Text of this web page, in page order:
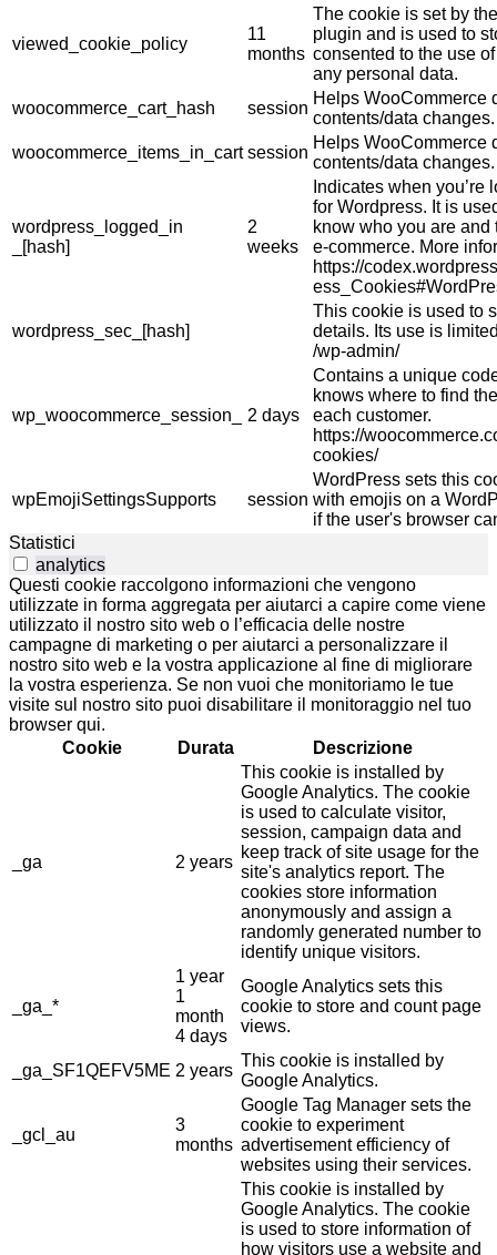
viewed_cookie_policy
11
months
The cookie is set by
plugin and is used to
consented to the use
any personal data.
woocommerce_cart_hash
session
Helps WooCommerce
contents/data changes.
woocommerce_items_in_cart session
Helps WooCommerce
contents/data changes.
wordpress_logged_in
_[hash]
2
weeks
Indicates when
for Wordpress. It is
know who you are
e-commerce. More
https://
wordpress_sec_[hash]
This cookie is used to
details. Its use is
/wp-admin/
wp_woocommerce_session_ 2 days
Contains a unique
knows where to find
each customer.
https://
cookies/
wpEmojiSettingsSupports session
WordPress sets this
with emojis on a
if the user's browser
Statistici
analytics
Questi cookie raccolgono informazioni che vengono
utilizzate in forma aggregata per aiutarci a capire come viene
utilizzato il nostro sito web o l’efficacia delle nostre
campagne di marketing o per aiutarci a personalizzare il
nostro sito web e la vostra applicazione al fine di migliorare
la vostra esperienza. Se non vuoi che monitoriamo le tue
visite sul nostro sito puoi disabilitare il monitoraggio nel tuo
browser qui.
Cookie
Durata Descrizione
_ga 2 years
This cookie is installed by
Google Analytics. The cookie
is used to calculate visitor,
session, campaign data and
keep track of site usage for the
site's analytics report. The
cookies store information
anonymously and assign a
randomly generated number to
identify unique visitors.
_ga_*
1 year
1
month
4 days
Google Analytics sets this
cookie to store and count page
views.
_ga_SF1QEFV5ME 2 years
This cookie is installed by
Google Analytics.
_gcl_au
3
months
Google Tag Manager sets the
cookie to experiment
advertisement efficiency of
websites using their services.
This cookie is installed by
Google Analytics. The cookie
is used to store information of
how visitors use a website and